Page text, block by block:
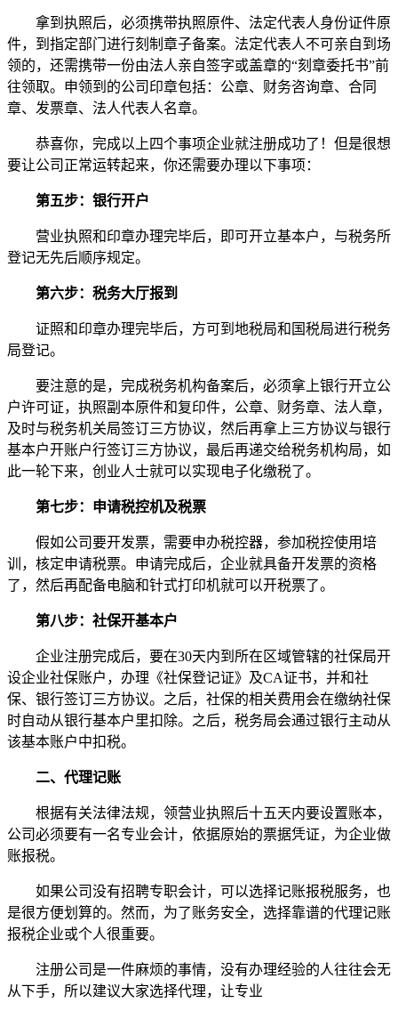
拿到执照后，必须携带执照原件、法定代表人身份证件原
件，到指定部门进行刻制章子备案。法定代表人不可亲自到场
领的，还需携带一份由法人亲自签字或盖章的“刻章委托书”前
往领取。申领到的公司印章包括：公章、财务咨询章、合同
章、发票章、法人代表人名章。
恭喜你，完成以上四个事项企业就注册成功了！但是很想
要让公司正常运转起来，你还需要办理以下事项：
第五步：银行开户
营业执照和印章办理完毕后，即可开立基本户，与税务所
登记无先后顺序规定。
第六步：税务大厅报到
证照和印章办理完毕后，方可到地税局和国税局进行税务
局登记。
要注意的是，完成税务机构备案后，必须拿上银行开立公
户许可证，执照副本原件和复印件，公章、财务章、法人章，
及时与税务机关局签订三方协议，然后再拿上三方协议与银行
基本户开账户行签订三方协议，最后再递交给税务机构局，如
此一轮下来，创业人士就可以实现电子化缴税了。
第七步：申请税控机及税票
假如公司要开发票，需要申办税控器，参加税控使用培
训，核定申请税票。申请完成后，企业就具备开发票的资格
了，然后再配备电脑和针式打印机就可以开税票了。
第八步：社保开基本户
企业注册完成后，要在30天内到所在区域管辖的社保局开
设企业社保账户，办理《社保登记证》及CA证书，并和社
保、银行签订三方协议。之后，社保的相关费用会在缴纳社保
时自动从银行基本户里扣除。之后，税务局会通过银行主动从
该基本账户中扣税。
二、代理记账
根据有关法律法规，领营业执照后十五天内要设置账本，
公司必须要有一名专业会计，依据原始的票据凭证，为企业做
账报税。
如果公司没有招聘专职会计，可以选择记账报税服务，也
是很方便划算的。然而，为了账务安全，选择靠谱的代理记账
报税企业或个人很重要。
注册公司是一件麻烦的事情，没有办理经验的人往往会无
从下手，所以建议大家选择代理，让专业